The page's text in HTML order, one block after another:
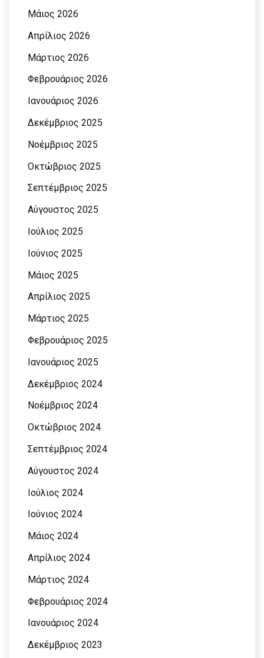
Μάιος 2026
Απρίλιος 2026
Μάρτιος 2026
Φεβρουάριος 2026
Ιανουάριος 2026
Δεκέμβριος 2025
Νοέμβριος 2025
Οκτώβριος 2025
Σεπτέμβριος 2025
Αύγουστος 2025
Ιούλιος 2025
Ιούνιος 2025
Μάιος 2025
Απρίλιος 2025
Μάρτιος 2025
Φεβρουάριος 2025
Ιανουάριος 2025
Δεκέμβριος 2024
Νοέμβριος 2024
Οκτώβριος 2024
Σεπτέμβριος 2024
Αύγουστος 2024
Ιούλιος 2024
Ιούνιος 2024
Μάιος 2024
Απρίλιος 2024
Μάρτιος 2024
Φεβρουάριος 2024
Ιανουάριος 2024
Δεκέμβριος 2023